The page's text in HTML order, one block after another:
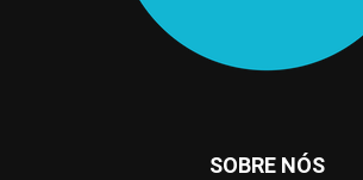
SOBRE NÓS